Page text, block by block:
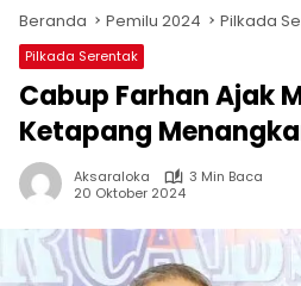
Beranda Pemilu 2024 Pilkada
Pilkada Serentak
Cabup Farhan Ajak
Ketapang
Aksaraloka
3 Min Baca
20 Oktober 2024